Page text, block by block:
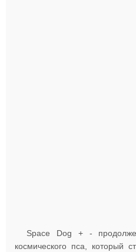
Space Dog + -
космического пса, который